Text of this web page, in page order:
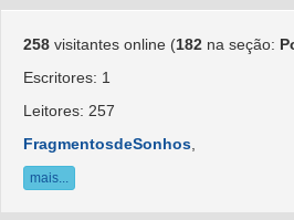
258 visitantes online (182 na seção:
Escritores: 1
Leitores: 257
FragmentosdeSonhos
mais...